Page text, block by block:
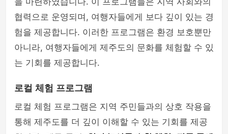
협력으로 운영되며, 여행자들에게 보다 깊이 있는 경
험을 제공합니다. 이러한 프로그램은 환경 보호뿐만
아니라, 여행자들에게 제주도의 문화를 체험할 수 있
는 기회를 제공합니다.
로컬 체험 프로그램
로컬 체험 프로그램은 지역 주민들과의 상호 작용을
통해 제주도를 더 깊이 이해할 수 있는 기회를 제공